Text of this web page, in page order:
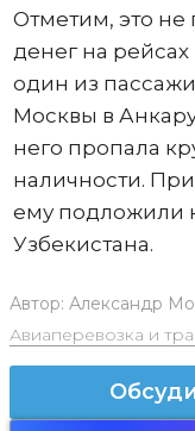
Отметим, это не
денег на
один из
Москвы в
него пропала
наличности.
ему подложили
Узбекистана.
Автор: Александр
Авиаперевозка и